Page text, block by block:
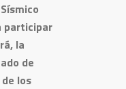
participar
la
de
los